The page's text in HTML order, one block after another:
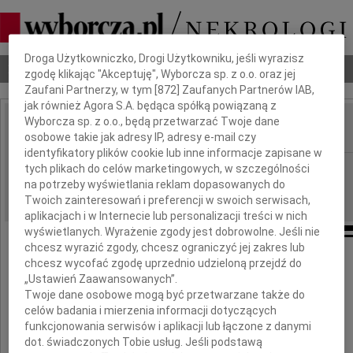
Nekrologi Odeszli Poradnik pogrzebowy
IMIĘ I NAZWISKO:
REGION: Białystok
DATA EMISJI: 15.11.2010
wyrazy szczerego współczucia
z powodu śmierci
Dbamy o Twoją prywatność
Droga Użytkowniczko, Drogi Użytkowniku, jeśli wyrazisz
zgodę klikając "Akceptuję", Wyborcza sp. z o.o. oraz jej
Zaufani Partnerzy, w tym [872 ] Zaufanych Partnerów IAB,
jak również Agora S.A. będąca spółką powiązaną z
Wyborcza sp. z o.o., będą przetwarzać Twoje dane
osobowe takie jak adresy IP, adresy e-mail czy
identyfikatory plików cookie lub inne informacje zapisane w
tych plikach do celów marketingowych, w szczególności
na potrzeby wyświetlania reklam dopasowanych do
Twoich zainteresowań i preferencji w swoich serwisach,
aplikacjach i w Internecie lub personalizacji treści w nich
wyświetlanych. Wyrażenie zgody jest dobrowolne. Jeśli nie
chcesz wyrazić zgody, chcesz ograniczyć jej zakres lub
chcesz wycofać zgodę uprzednio udzieloną przejdź do
„Ustawień Zaawansowanych”.
Twoje dane osobowe mogą być przetwarzane także do
celów badania i mierzenia informacji dotyczących
funkcjonowania serwisów i aplikacji lub łączone z danymi
dot. świadczonych Tobie usług. Jeśli podstawą